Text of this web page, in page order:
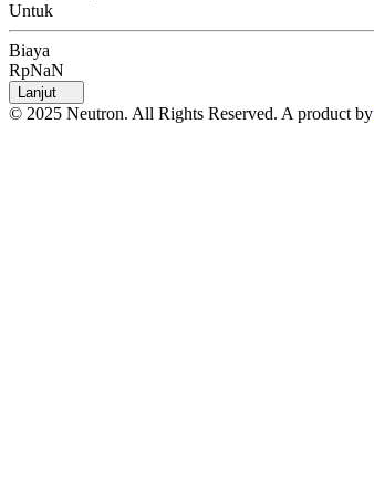
Untuk
Biaya
RpNaN
Lanjut
© 2025 Neutron. All Rights Reserved. A product by